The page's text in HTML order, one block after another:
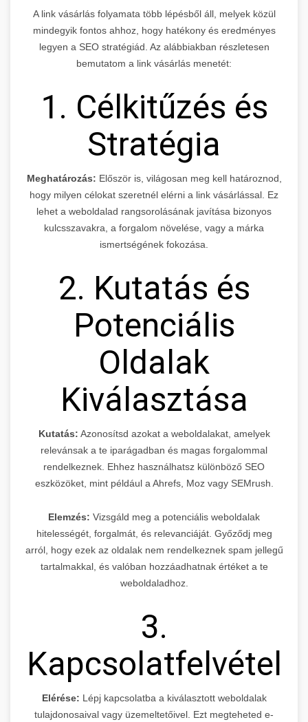
A link vásárlás folyamata több lépésből áll, melyek közül
mindegyik fontos ahhoz, hogy hatékony és eredményes
legyen a SEO stratégiád. Az alábbiakban részletesen
bemutatom a link vásárlás menetét:
1. Célkitűzés és
Stratégia
Meghatározás: Először is, világosan meg kell határoznod,
hogy milyen célokat szeretnél elérni a link vásárlással. Ez
lehet a weboldalad rangsorolásának javítása bizonyos
kulcsszavakra, a forgalom növelése, vagy a márka
ismertségének fokozása.
2. Kutatás és
Potenciális
Oldalak
Kiválasztása
Kutatás: Azonosítsd azokat a weboldalakat, amelyek
relevánsak a te iparágadban és magas forgalommal
rendelkeznek. Ehhez használhatsz különböző SEO
eszközöket, mint például a Ahrefs, Moz vagy SEMrush.
Elemzés: Vizsgáld meg a potenciális weboldalak
hitelességét, forgalmát, és relevanciáját. Győződj meg
arról, hogy ezek az oldalak nem rendelkeznek spam jellegű
tartalmakkal, és valóban hozzáadhatnak értéket a te
weboldaladhoz.
3.
Kapcsolatfelvétel
Elérése: Lépj kapcsolatba a kiválasztott weboldalak
tulajdonosaival vagy üzemeltetőivel. Ezt megteheted e-